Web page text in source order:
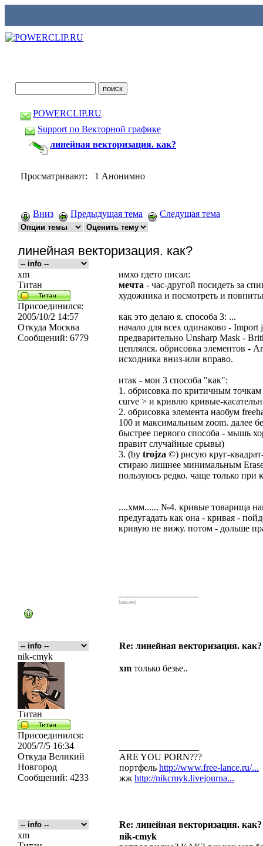
POWERCLIP.RU
Support по Векторной графике
линейная векторизация. как?
Просматривают: 1 Анонимно
Вниз Предыдущая тема Следущая тема
линейная векторизация. как?
xm
Титан
Присоединился:
2005/10/2 14:57
Откуда Москва
Сообщений: 6779
имхо гдето писал:
мечта - час-другой посидеть за
художника и посмотреть и
как это делаю я. способа 3: ...
начало для всех одинаково -
предварительно Unsharp Mask -
цеплялся. обрисовка элементов -
исходника вниз-или вправо.
итак - мои 3 способа "как":
1. обрисовка по критичным
curve > и кривлю кривые-
2. обрисовка элемента наобум
100 и максимальным zoom. далее
быстрее первого способа - мышь
правит случайные срывы)
3. (by trojza ©) рисую круг-
стираю лишнее минимальным
пользуюсь редко. чаще только при
....хмм...... №4. кривые товарища
предугадать как она - кривая -
кривую не вижу. потом - дольше
[икс́эм]
Re: линейная векторизация. как?
nik-cmyk
Титан
Присоединился:
2005/7/5 16:34
Откуда Великий
Новгород
Сообщений: 4233
xm только безье..
ARE YOU PORN???
портфель http://www.free-lance.ru/...
жж http://nikcmyk.livejourna...
Re: линейная векторизация. как?
xm
nik-cmyk